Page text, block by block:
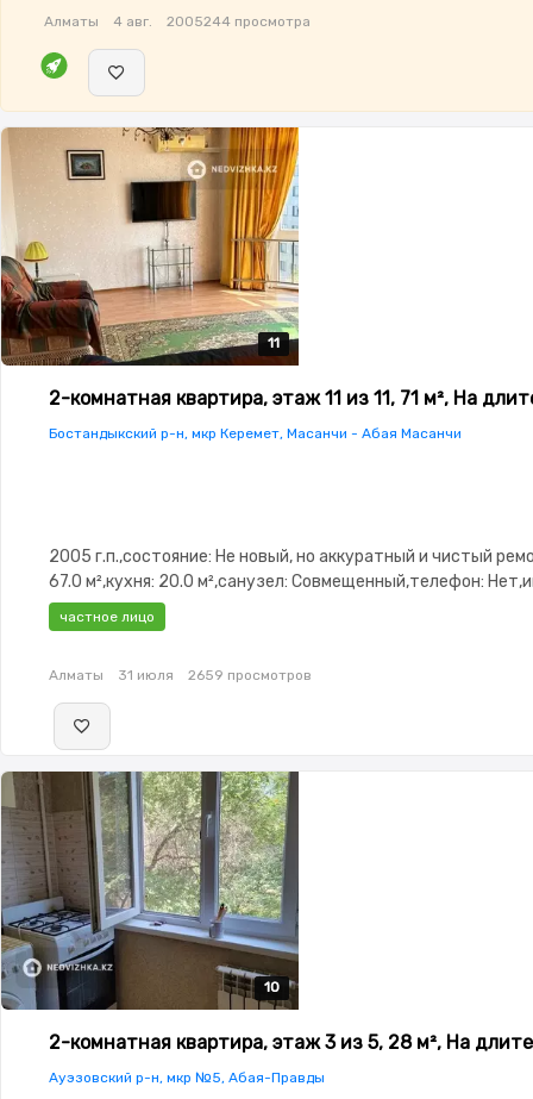
Алматы 4 авг. 2005244 просмотра
11
11
11
11
11
2-комнатная квартира, этаж 11 из 11, 71 м², На
Бостандыкский р-н, мкр Керемет, Масанчи - Абая Масанчи
2005 г.п.,состояние: Не новый, но аккуратный и чистый
67.0 м²,кухня: 20.0 м²,санузел: Совмещенный,телефон:
Оптика,Полностью меблирована,Полностью
Паркинг,Охрана,Кодовый
студия,Счётчики,Тихий двор,Кондиционер
частное лицо
Алматы 31 июля 2659 просмотров
10
10
10
10
10
2-комнатная квартира, этаж 3 из 5, 28 м², На
Ауэзовский р-н, мкр №5, Абая-Правды